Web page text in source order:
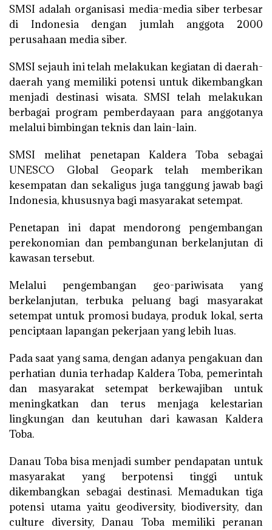
SMSI adalah organisasi media-media siber terbesar
di Indonesia dengan jumlah anggota 2000
perusahaan media siber.
SMSI sejauh ini telah melakukan kegiatan di daerah-
daerah yang memiliki potensi untuk dikembangkan
menjadi destinasi wisata. SMSI telah melakukan
berbagai program pemberdayaan para anggotanya
melalui bimbingan teknis dan lain-lain.
SMSI melihat penetapan Kaldera Toba sebagai
UNESCO Global Geopark telah memberikan
kesempatan dan sekaligus juga tanggung jawab bagi
Indonesia, khususnya bagi masyarakat setempat.
Penetapan ini dapat mendorong pengembangan
perekonomian dan pembangunan berkelanjutan di
kawasan tersebut.
Melalui pengembangan geo-pariwisata yang
berkelanjutan, terbuka peluang bagi masyarakat
setempat untuk promosi budaya, produk lokal, serta
penciptaan lapangan pekerjaan yang lebih luas.
Pada saat yang sama, dengan adanya pengakuan dan
perhatian dunia terhadap Kaldera Toba, pemerintah
dan masyarakat setempat berkewajiban untuk
meningkatkan dan terus menjaga kelestarian
lingkungan dan keutuhan dari kawasan Kaldera
Toba.
Danau Toba bisa menjadi sumber pendapatan untuk
masyarakat yang berpotensi tinggi untuk
dikembangkan sebagai destinasi. Memadukan tiga
potensi utama yaitu geodiversity, biodiversity, dan
culture diversity, Danau Toba memiliki peranan